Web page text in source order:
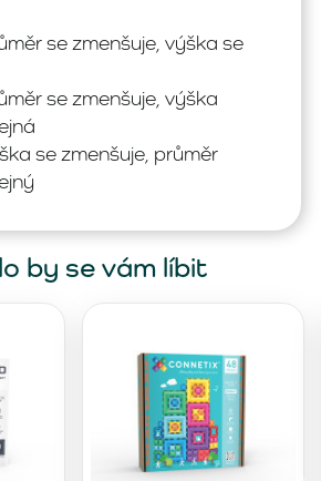
se zmenšuje, výška se
se zmenšuje, výška
se zmenšuje, průměr
by se vám líbit